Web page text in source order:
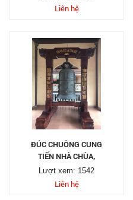
Liên hệ
ĐÚC CHUÔNG CUNG
TIẾN NHÀ CHÙA,
Lượt xem: 1542
Liên hệ